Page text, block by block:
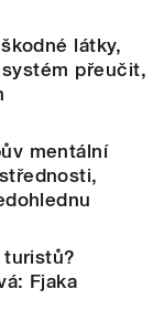
látky,
přeučit,
mentální
turistů?
Fjaka